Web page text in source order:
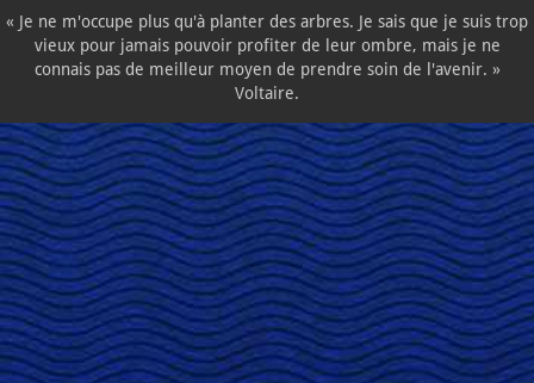
« Je ne m'occupe plus qu'à planter des arbres. Je sais que je suis trop
vieux pour jamais pouvoir profiter de leur ombre, mais je ne
connais pas de meilleur moyen de prendre soin de l'avenir. »
Voltaire.